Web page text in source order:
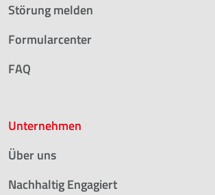
Störung melden
Formularcenter
FAQ
Unternehmen
Über uns
Nachhaltig Engagiert